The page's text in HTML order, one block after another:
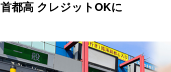
首都高 クレジットOKに